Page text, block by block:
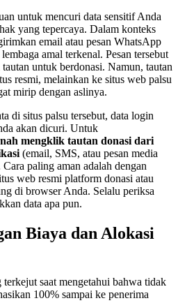
untuk mencuri data sensitif Anda
yang tepercaya. Dalam konteks
email atau pesan WhatsApp
amal terkenal. Pesan tersebut
untuk berdonasi. Namun, tautan
resmi, melainkan ke situs web palsu
mirip dengan aslinya.
di situs palsu tersebut, data login
akan dicuri. Untuk
mengklik tautan donasi dari
(email, SMS, atau pesan media
paling aman adalah dengan
web resmi platform donasi atau
di browser Anda. Selalu periksa
data apa pun.
Biaya dan Alokasi
saat mengetahui bahwa tidak
100% sampai ke penerima